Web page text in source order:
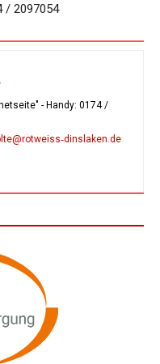
/ 2097054
- Handy: 0174 /